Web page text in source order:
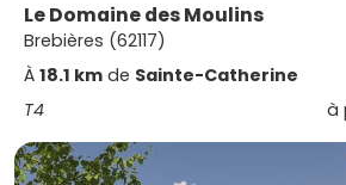
Le Domaine des Moulins
Brebières (62117)
À 18.1 km de Sainte-Catherine
T4
à